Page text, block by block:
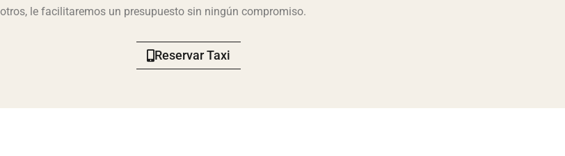
le facilitaremos un presupuesto sin ningún compromiso.
Reservar Taxi